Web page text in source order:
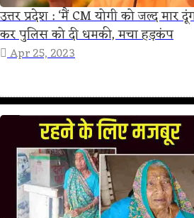
उत्तर प्रदेश : ‘मैं CM योगी को जल्द मार
कर पुलिस को दी धमकी, मचा हड़कंप
Apr 25, 2023